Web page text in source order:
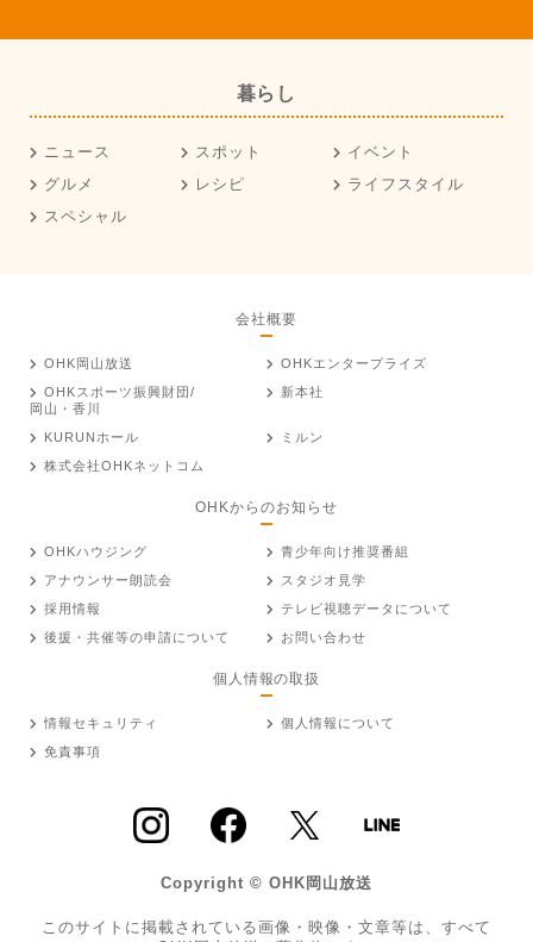
暮らし
ニュース スポット
イベント
グルメ
レシピ
ライフスタイル
スペシャル
会社概要
OHK岡山放送
OHKエンタープライズ
OHKスポーツ振興財団/
岡山・香川
新本社
KURUNホール
ミルン
株式会社OHKネットコム
OHKからのお知らせ
OHKハウジング
青少年向け推奨番組
アナウンサー朗読会
スタジオ見学
採用情報
テレビ視聴データについて
後援・共催等の申請について
お問い合わせ
個人情報の取扱
情報セキュリティ
個人情報について
免責事項
Copyright © OHK岡山放送
このサイトに掲載されている画像・映像・文章等は、すべて